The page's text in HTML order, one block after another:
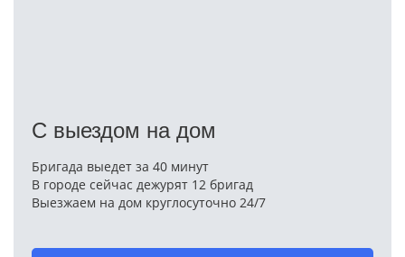
С выездом на дом
Бригада выедет за 40 минут
В городе сейчас дежурят 12 бригад
Выезжаем на дом круглосуточно 24/7